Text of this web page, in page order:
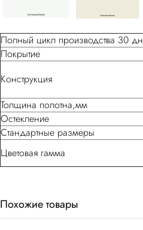
Полный цикл производства 30
Покрытие
Конструкция
Толщина полотна,мм
Остекление
Стандартные размеры
Цветовая гамма
Похожие товары